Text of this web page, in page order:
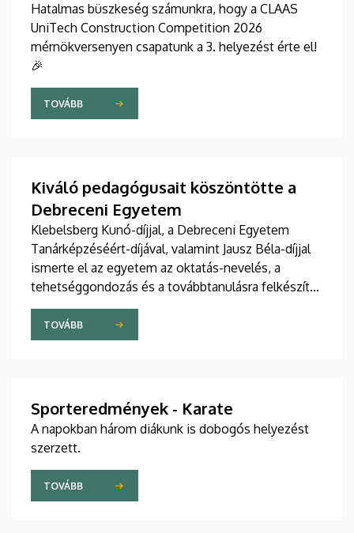
Hatalmas büszkeség számunkra, hogy a CLAAS
UniTech Construction Competition 2026
mérnökversenyen csapatunk a 3. helyezést érte el!
🎉
TOVÁBB
Kiváló pedagógusait köszöntötte a
Debreceni Egyetem
Klebelsberg Kunó-díjjal, a Debreceni Egyetem
Tanárképzéséért-díjával, valamint Jausz Béla-díjjal
ismerte el az egyetem az oktatás-nevelés, a
tehetséggondozás és a továbbtanulásra felkészítés
terén magas színvonalú, példaértékű eredményt...
TOVÁBB
Sporteredmények - Karate
A napokban három diákunk is dobogós helyezést
szerzett.
TOVÁBB